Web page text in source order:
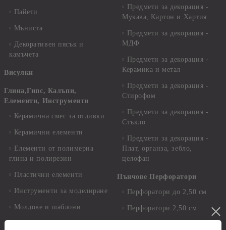
Пайети
Мъниста
Декоративен пясък и
камъчета
Висулки
Глина,Гипс, Калъпи,
Елементи, Инструменти
Керамична смес за отливки
Керамични елементи
Елементи от полимерна
глина и полирезин
Пластични елементи
Инструменти за моделиране
Молдове и шаблони
Предмети за декорация -
Мукава, Картон и Хартия
Предмети за декорация -
МДФ
Предмети за декорация -
Керамика и метал
Предмети за декорация -
Стирофом
Предмети за декорация -
Стъкло
Предмети за декорация -
Плат, органза, зебло,
целофан
Пънчове Перфоратори
Перфоратори до 2,50 см
Перфоратори 2,50 см